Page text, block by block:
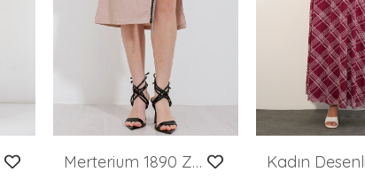
Merterium 1890 Zincir Detaylı Etek - Bisküvi